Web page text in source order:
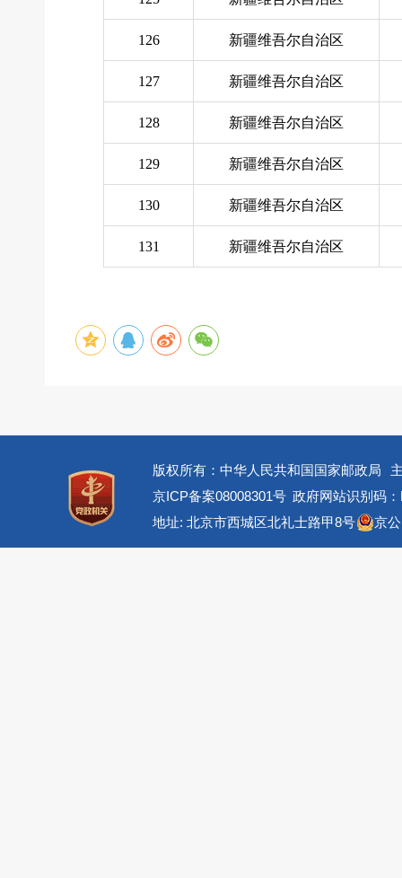
126 新疆维吾尔自治区
127 新疆维吾尔自治区
128 新疆维吾尔自治区
129 新疆维吾尔自治区
130 新疆维吾尔自治区
131 新疆维吾尔自治区
版权所有：中华人民共和国国家邮政局
京ICP备案08008301号 政府网站识别码
地址: 北京市西城区北礼士路甲8号
京